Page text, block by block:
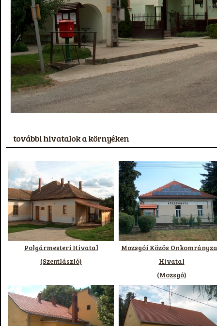
további hivatalok a környéken
Polgármesteri Hivatal
(Szentlászló)
Mozsgói Közös
Hivatal
(Mozsgó)